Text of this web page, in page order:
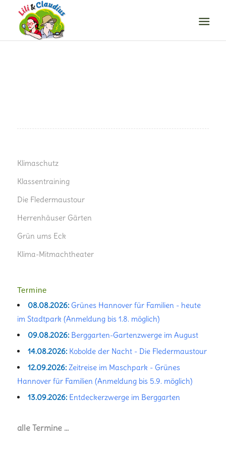
Klimaschutz
Klassentraining
Die Fledermaustour
Herrenhäuser Gärten
Grün ums Eck
Klima-Mitmachtheater
Termine
08.08.2026: Grünes Hannover für Familien - heute
im Stadtpark (Anmeldung bis 1.8. möglich)
09.08.2026: Berggarten-Gartenzwerge im August
14.08.2026: Kobolde der Nacht - Die Fledermaustour
12.09.2026: Zeitreise im Maschpark - Grünes
Hannover für Familien (Anmeldung bis 5.9. möglich)
13.09.2026: Entdeckerzwerge im Berggarten
alle Termine …